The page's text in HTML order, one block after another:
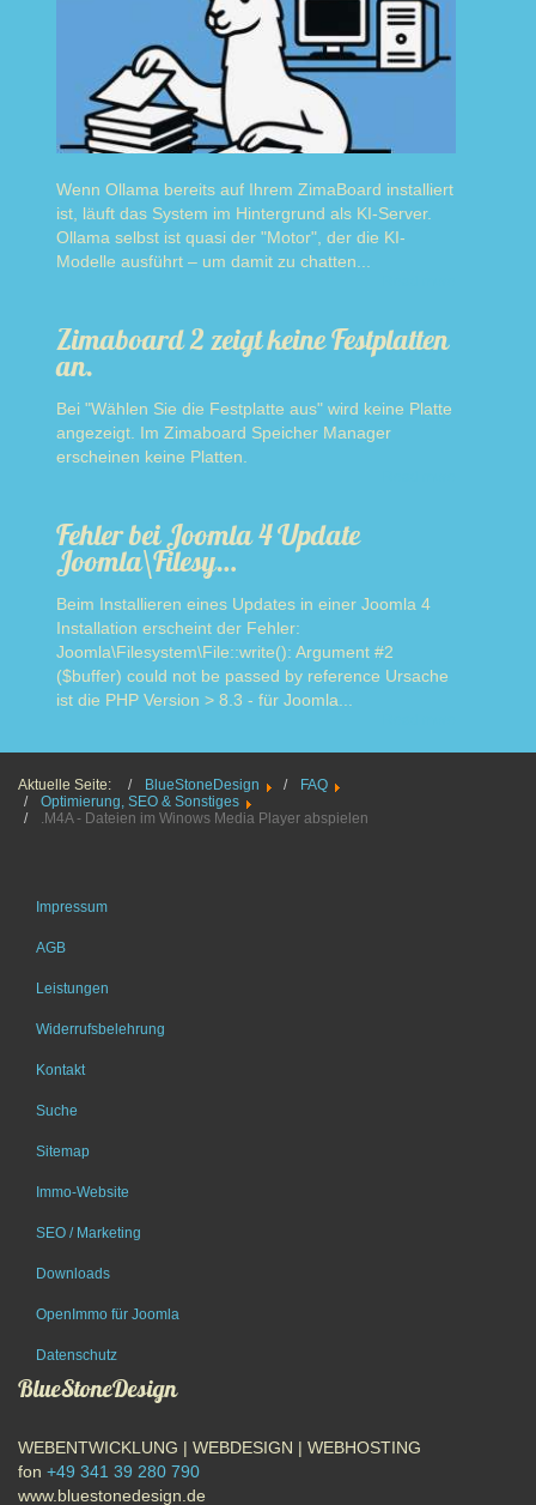
Wenn Ollama bereits auf Ihrem ZimaBoard installiert
ist, läuft das System im Hintergrund als KI-Server.
Ollama selbst ist quasi der "Motor", der die KI-
Modelle ausführt – um damit zu chatten...
Zimaboard 2 zeigt keine Festplatten
an.
Bei "Wählen Sie die Festplatte aus" wird keine Platte
angezeigt. Im Zimaboard Speicher Manager
erscheinen keine Platten.
Fehler bei Joomla 4 Update
Joomla\Filesy…
Beim Installieren eines Updates in einer Joomla 4
Installation erscheint der Fehler:
Joomla\Filesystem\File::write(): Argument #2
($buffer) could not be passed by reference Ursache
ist die PHP Version > 8.3 - für Joomla...
Aktuelle Seite: BlueStoneDesign
FAQ
Optimierung, SEO & Sonstiges
.M4A - Dateien im Winows Media Player abspielen
Impressum
AGB
Leistungen
Widerrufsbelehrung
Kontakt
Suche
Sitemap
Immo-Website
SEO / Marketing
Downloads
OpenImmo für Joomla
Datenschutz
BlueStoneDesign
WEBENTWICKLUNG | WEBDESIGN | WEBHOSTING
fon +49 341 39 280 790
www.bluestonedesign.de